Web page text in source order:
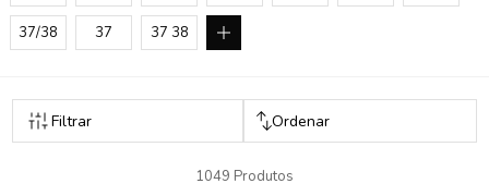
37/38 37 37 38
1049 Produtos